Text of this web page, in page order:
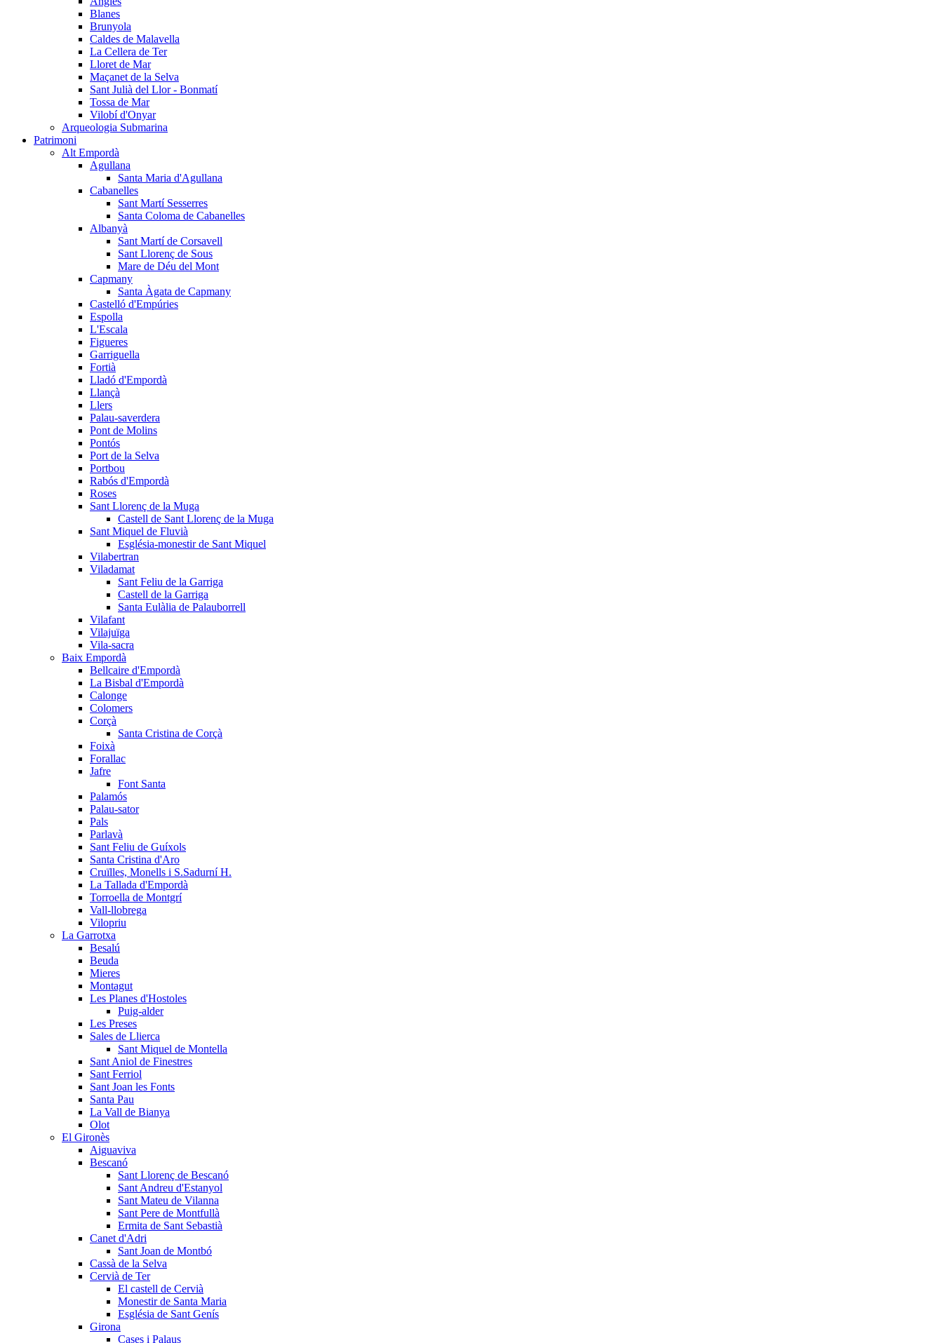
Blanes
Brunyola
Caldes de Malavella
La Cellera de Ter
Lloret de Mar
Maçanet de la Selva
Sant Julià del Llor - Bonmatí
Tossa de Mar
Vilobí d'Onyar
Arqueologia Submarina
Patrimoni
Alt Empordà
Agullana
Santa Maria d'Agullana
Cabanelles
Sant Martí Sesserres
Santa Coloma de Cabanelles
Albanyà
Sant Martí de Corsavell
Sant Llorenç de Sous
Mare de Déu del Mont
Capmany
Santa Àgata de Capmany
Castelló d'Empúries
Espolla
L'Escala
Figueres
Garriguella
Fortià
Lladó d'Empordà
Llançà
Llers
Palau-saverdera
Pont de Molins
Pontós
Port de la Selva
Portbou
Rabós d'Empordà
Roses
Sant Llorenç de la Muga
Castell de Sant Llorenç de la Muga
Sant Miquel de Fluvià
Església-monestir de Sant Miquel
Vilabertran
Viladamat
Sant Feliu de la Garriga
Castell de la Garriga
Santa Eulàlia de Palauborrell
Vilafant
Vilajuïga
Vila-sacra
Baix Empordà
Bellcaire d'Empordà
La Bisbal d'Empordà
Calonge
Colomers
Corçà
Santa Cristina de Corçà
Foixà
Forallac
Jafre
Font Santa
Palamós
Palau-sator
Pals
Parlavà
Sant Feliu de Guíxols
Santa Cristina d'Aro
Cruïlles, Monells i S.Sadurní H.
La Tallada d'Empordà
Torroella de Montgrí
Vall-llobrega
Vilopriu
La Garrotxa
Besalú
Beuda
Mieres
Montagut
Les Planes d'Hostoles
Puig-alder
Les Preses
Sales de Llierca
Sant Miquel de Montella
Sant Aniol de Finestres
Sant Ferriol
Sant Joan les Fonts
Santa Pau
La Vall de Bianya
Olot
El Gironès
Aiguaviva
Bescanó
Sant Llorenç de Bescanó
Sant Andreu d'Estanyol
Sant Mateu de Vilanna
Sant Pere de Montfullà
Ermita de Sant Sebastià
Canet d'Adri
Sant Joan de Montbó
Cassà de la Selva
Cervià de Ter
El castell de Cervià
Monestir de Santa Maria
Església de Sant Genís
Girona
Cases i Palaus